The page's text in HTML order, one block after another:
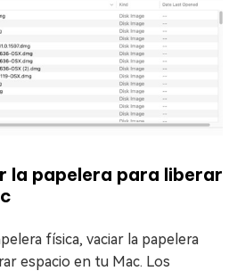
la papelera para liberar
física, vaciar la papelera
espacio en tu Mac. Los